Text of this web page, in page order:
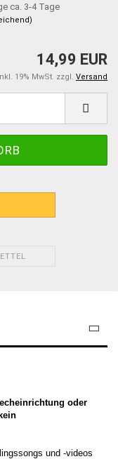
ca. 3-4 Tage
14,99 EUR
19% MwSt. zzgl. Versand
oder
und -videos